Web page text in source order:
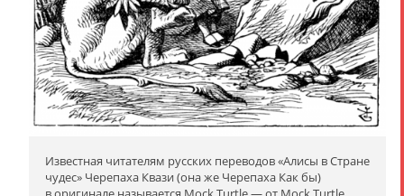
Известная читателям русских переводов «Алисы в Стране
чудес» Черепаха Квази (она же Черепаха Как бы)